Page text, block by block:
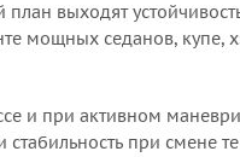
выходят
мощных седанов, купе,
и при активном
при смене